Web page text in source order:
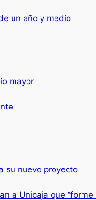
un año y medio
mayor
su nuevo proyecto
a Unicaja que